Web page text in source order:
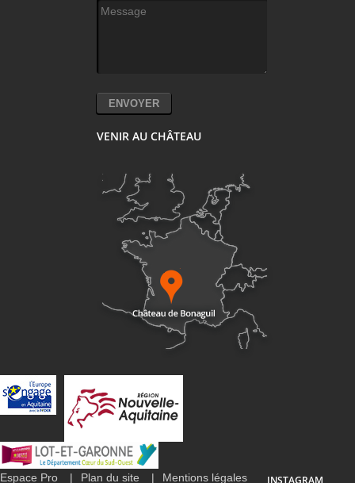
Message
VENIR AU CHÂTEAU
Espace Pro Plan du site Mentions légales INSTAGRAM